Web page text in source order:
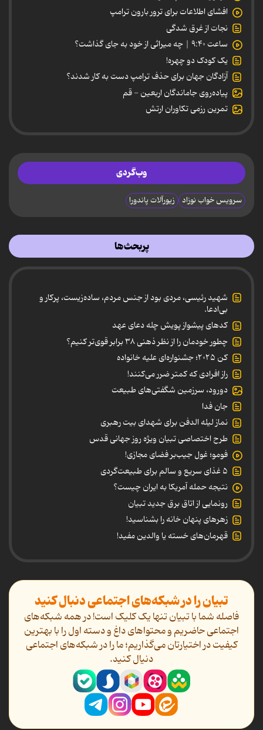
افشای اطلاعات برای ترور بارون ترامپ
نجات از غرق شدگی
ساعت ۹:۴۰ | چه میراثی از خود به جای گذاشت؟
یک کودک دو چهره!
آزادگان جهان برای حذف ترامپ دست به کار شدند؟
پیاده‌روی جاماندگان اربعین - قم
تمرین رزمی تکاوران ارتش
وب‌گردی
سرویس خواب نوزاد زیورآلات پاندورا
پربحث‌ها
شهید رئیسی، مردی بود از جنس مردم، ساده‌زیست، پرکار و
بی‌ادعا.
کدهای پیشواز پویش چله دعای عهد
چطور خودمان را از نظر ذهنی ۳۸ برابر قوی‌تر کنیم؟
کن ۲۰۲۵؛ جشنواره‌ای علیه خانواده
راز افرادی که کمتر ضرر می‌کنند!
دورود، سرزمین شگفتی‌های طبیعت
جان فدا
نماز لیله الدفن برای شهدای بیت رهبری
طرح اختصاصی تبیان ویژه روز جهانی قدس
فومو؛ غول جیب‌بر فضای مجازی!
۵ غذای سریع و سالم برای طبیعت‌گردی
نتیجه حمله آمریکا به ایران چیست؟
رونمایی از اتاق برق جدید تبیان
زهرهای پنهان خانه را بشناسید!
قهرمان‌های خسته یا والدین مفید!
تبیان را در شبکه‌های اجتماعی دنبال کنید
فاصله شما با تبیان تنها یک کلیک است! در همه شبکه‌های
اجتماعی حاضریم و محتواهای داغ و دسته اول را با بهترین
کیفیت در اختیارتان می‌گذاریم؛ ما را در شبکه‌های اجتماعی
دنیال کنید.